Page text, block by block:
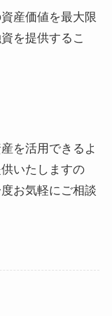
産価値を最大限
を提供するこ
を活用できるよ
いたしますの
お気軽にご相談